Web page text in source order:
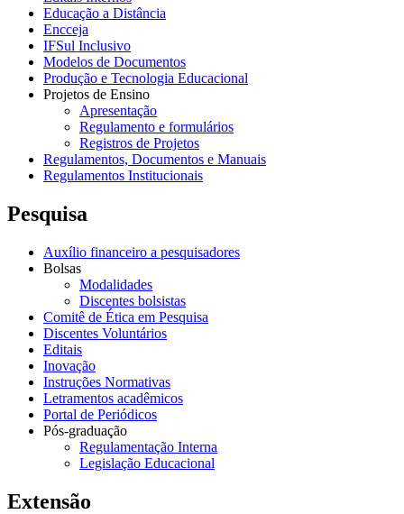
Educação a Distância
Encceja
IFSul Inclusivo
Modelos de Documentos
Produção e Tecnologia Educacional
Projetos de Ensino
Apresentação
Regulamento e formulários
Registros de Projetos
Regulamentos, Documentos e Manuais
Regulamentos Institucionais
Pesquisa
Auxílio financeiro a pesquisadores
Bolsas
Modalidades
Discentes bolsistas
Comitê de Ética em Pesquisa
Discentes Voluntários
Editais
Inovação
Instruções Normativas
Letramentos acadêmicos
Portal de Periódicos
Pós-graduação
Regulamentação Interna
Legislação Educacional
Extensão